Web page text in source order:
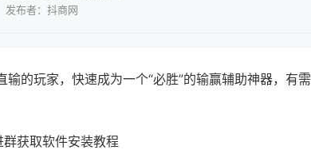
发布者：抖商网
的玩家，快速成为一个“必胜”的输赢辅助神器，有需
获取软件安装教程